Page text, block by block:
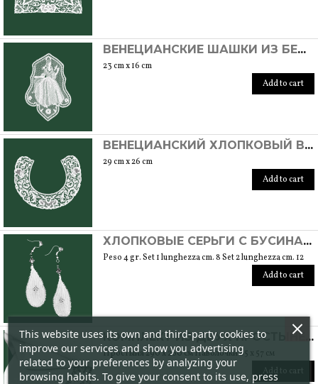
ВЕНЕЦИАНСКИЕ ШАШКИ ИЗ БЕЖЕВОГО ХЛОПКА РУЧНОЙ РАБОТЫ С БУРАНСКИМ ШВОМ. УНИКАЛЬНАЯ ВЕЩЬ
23 cm x 16 cm
Add to cart
ВЕНЕЦИАНСКИЙ ХЛОПКОВЫЙ ВОРОТНИК РУЧНОЙ РАБОТЫ С БУРАНСКИМ ШВОМ
29 cm x 26 cm
Add to cart
ХЛОПКОВЫЕ СЕРЬГИ С БУСИНАМИ SWAROVSKI РУЧНОЙ РАБОТЫ С БУРАНСКИМ ШВОМ. НИКЕЛЕВАЯ ЗАСТЕЖКА. УНИКАЛЬНАЯ ВЕЩЬ
Peso 4 gr. Set 1 lunghezza cm. 8 Set 2 lunghezza cm. 12
Add to cart
КОМПЛЕКТ ИЗ ДВУХ ПРОСТЫНЕЙ И ДВУХ НАВОЛОЧЕК ИЗ ХЛОПКА РУЧНОЙ РАБОТЫ С ВЫШИВКОЙ BURANO
Простыня 290 x 260 см Наволочки 85 x 57 см
Add to cart
This website uses its own and third-party cookies to
improve our services and show you advertising
related to your preferences by analyzing your
browsing habits. To give your consent to its use, press